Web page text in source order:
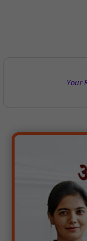
Your
पारस पोर्टल से होगी
दिए समयबद्ध